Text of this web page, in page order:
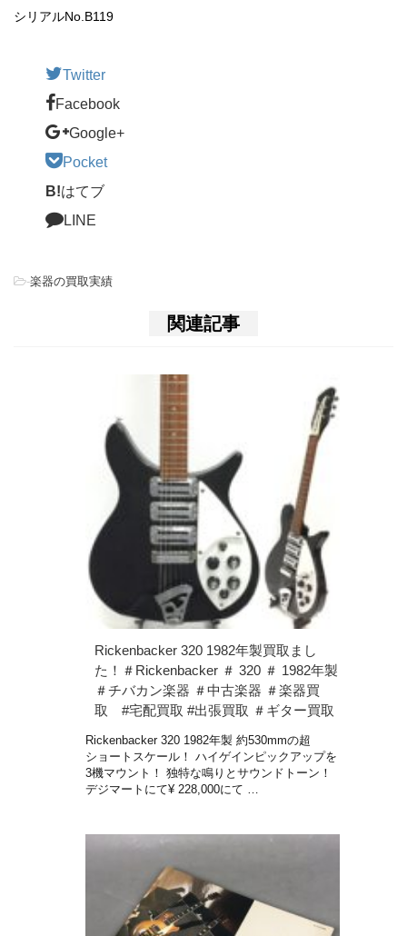
シリアルNo.B119
Twitter
Facebook
Google+
Pocket
B!はてブ
LINE
-楽器の買取実績
関連記事
Rickenbacker 320 1982年製買取まし
た！＃Rickenbacker ＃ 320 ＃ 1982年製
＃チバカン楽器 ＃中古楽器 ＃楽器買
取 #宅配買取 #出張買取 ＃ギター買取
Rickenbacker 320 1982年製 約530mmの超
ショートスケール！ ハイゲインピックアップを
3機マウント！ 独特な鳴りとサウンドトーン！
デジマートにて¥ 228,000にて …